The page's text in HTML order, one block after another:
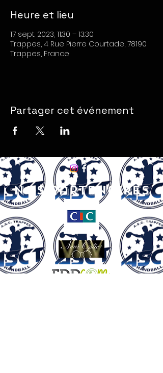
Heure et lieu
17 sept. 2023, 11:30 – 13:30
Trappes, 4 Rue Pierre Courtade, 78190
Trappes, France
Partager cet événement
Nos Partenaires